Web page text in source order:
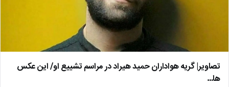
تصاویر| گریه هواداران حمید هیراد در مراسم تشییع او/ این عکس
ها…